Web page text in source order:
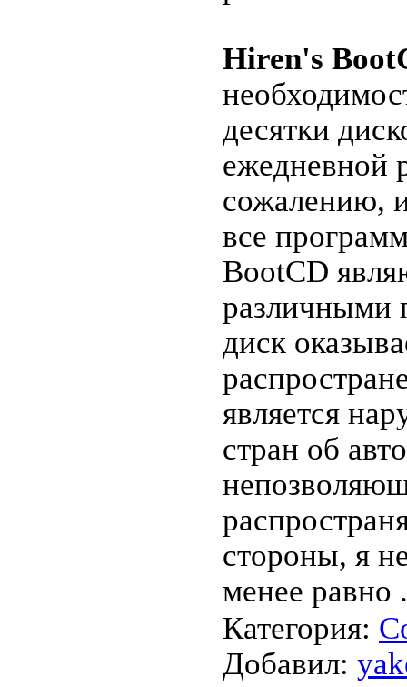
Hiren's
десятки
ежедневной
сожалению,
все
BootCD
различными
диск
является
стран об
стороны, я
менее равно
Категория:
Добавил: